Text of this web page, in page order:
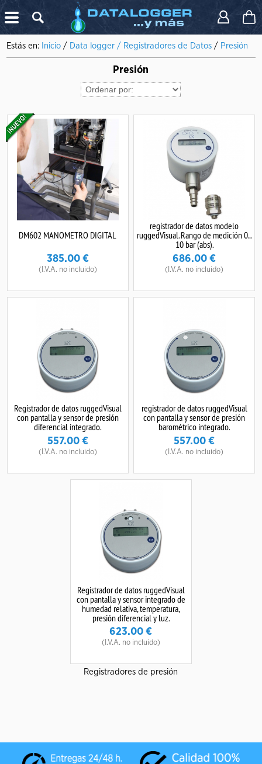
X
Estás en: Inicio / Data logger / Registradores de Datos / Presión
Presión
DM602 MANOMETRO DIGITAL
385.00€
(I.V.A. no incluido)
registrador de datos modelo
ruggedVisual. Rango de medición 0...
10 bar (abs).
686.00 €
(I.V.A. no incluido)
Registrador de datos ruggedVisual
con pantalla y sensor de presión
diferencial integrado.
557.00€
(I.V.A. no incluido)
registrador de datos ruggedVisual
con pantalla y sensor de presión
barométrico integrado.
557.00 €
(I.V.A. no incluido)
Registrador de datos ruggedVisual
con pantalla y sensor integrado de
humedad relativa, temperatura,
presión diferencial y luz.
623.00 €
(I.V.A. no incluido)
Registradores de presión